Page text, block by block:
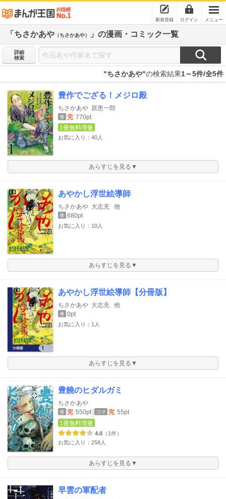
新規登録 ログイン メニュー
「ちさかあや （ちさかあや） 」の漫画・コミック一覧
詳細
検索
"ちさかあや"の検索結果1～5件/全5件
豊作でござる！メジロ殿
ちさかあや 原恵一郎
巻 完 770pt
1冊無料増量
お気に入り：40人
あらすじを見る▼
あやかし浮世絵導師
ちさかあや 大志充 他
巻 680pt
お気に入り：10人
あらすじを見る▼
あやかし浮世絵導師【分冊版】
ちさかあや 大志充 他
巻 0pt
お気に入り：1人
あらすじを見る▼
豊饒のヒダルガミ
ちさかあや
巻 完 550pt コマ 完 55pt
1冊無料増量
4.0 （1件）
お気に入り：258人
あらすじを見る▼
早雲の軍配者